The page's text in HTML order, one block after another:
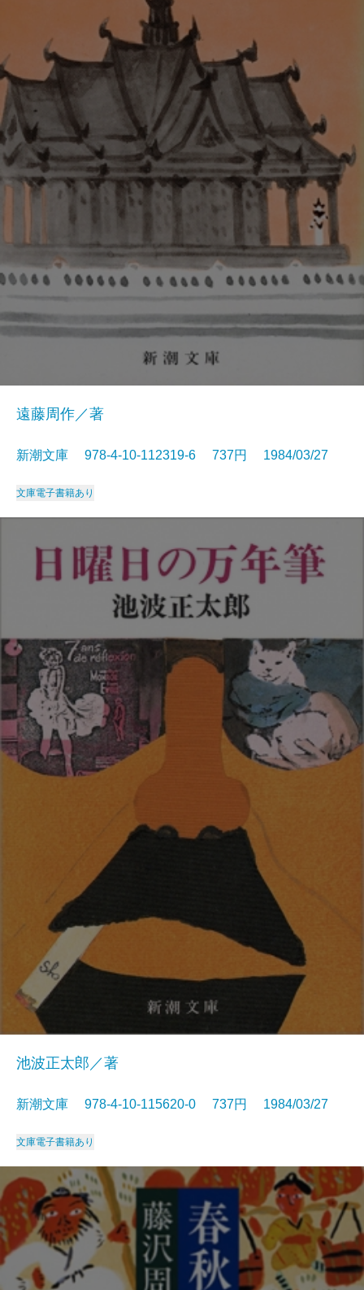
遠藤周作／著
新潮文庫 978-4-10-112319-6 737円 1984/03/27
文庫電子書籍あり
池波正太郎／著
新潮文庫 978-4-10-115620-0 737円 1984/03/27
文庫電子書籍あり